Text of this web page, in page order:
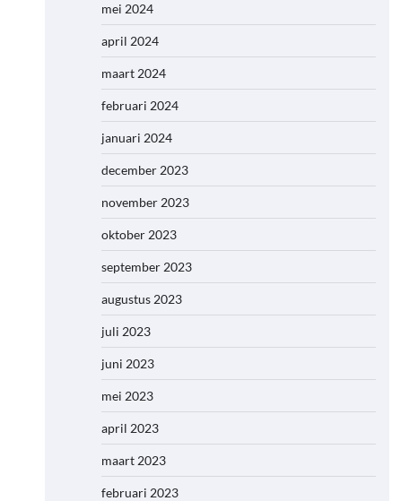
mei 2024
april 2024
maart 2024
februari 2024
januari 2024
december 2023
november 2023
oktober 2023
september 2023
augustus 2023
juli 2023
juni 2023
mei 2023
april 2023
maart 2023
februari 2023